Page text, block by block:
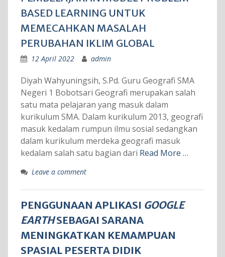
BASED LEARNING UNTUK
MEMECAHKAN MASALAH
PERUBAHAN IKLIM GLOBAL
12 April 2022 admin
Diyah Wahyuningsih, S.Pd. Guru Geografi SMA
Negeri 1 Bobotsari Geografi merupakan salah
satu mata pelajaran yang masuk dalam
kurikulum SMA. Dalam kurikulum 2013, geografi
masuk kedalam rumpun ilmu sosial sedangkan
dalam kurikulum merdeka geografi masuk
kedalam salah satu bagian dari Read More …
Leave a comment
PENGGUNAAN APLIKASI GOOGLE
EARTHSEBAGAI SARANA
MENINGKATKAN KEMAMPUAN
SPASIAL PESERTA DIDIK